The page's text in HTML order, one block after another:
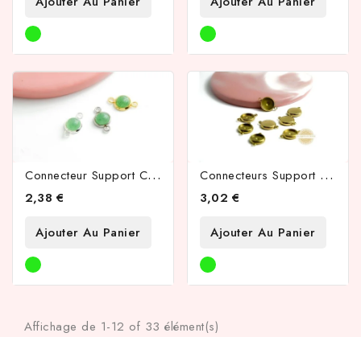
C
Onnecteur Support Cabochon 6mm Acier Inoxydable
2,38 €
Ajouter Au Panier
C
Onnecteurs Support Cabochon 10mm Acier Inoxydable Or
3,02 €
Ajouter Au Panier
Affichage de 1-12 of 33 élément(s)